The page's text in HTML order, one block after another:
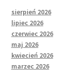
sierpień 2026
lipiec 2026
czerwiec 2026
maj 2026
kwiecień 2026
marzec 2026